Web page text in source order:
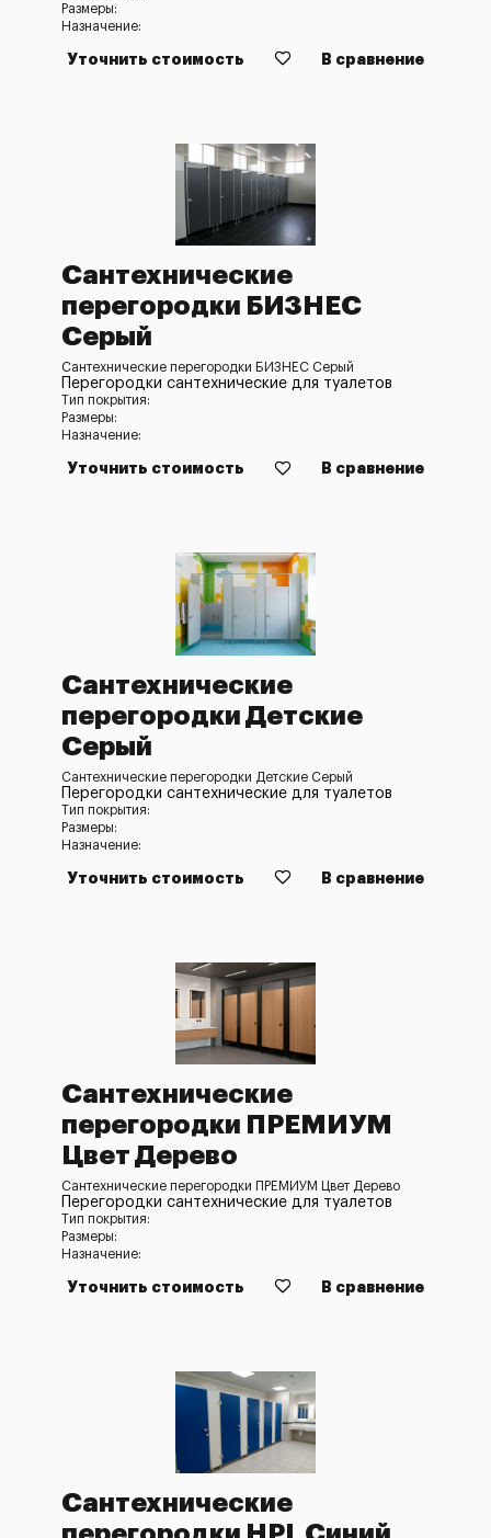
Размеры:
Назначение:
Уточнить стоимость В сравнение
Сантехнические
перегородки БИЗНЕС
Серый
Сантехнические перегородки БИЗНЕС Серый
Перегородки сантехнические для туалетов
Тип покрытия:
Размеры:
Назначение:
Уточнить стоимость В сравнение
Сантехнические
перегородки Детские
Серый
Сантехнические перегородки Детские Серый
Перегородки сантехнические для туалетов
Тип покрытия:
Размеры:
Назначение:
Уточнить стоимость В сравнение
Сантехнические
перегородки ПРЕМИУМ
Цвет Дерево
Сантехнические перегородки ПРЕМИУМ Цвет Дерево
Перегородки сантехнические для туалетов
Тип покрытия:
Размеры:
Назначение:
Уточнить стоимость В сравнение
Сантехнические